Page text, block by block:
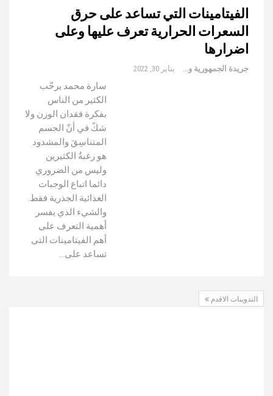
الفيتامينات التي تساعد على حرق
السعرات الحرارية تعرف عليها وعلى
اضرارها
جريدة الجمهورية والعالم يناير 30, 2022
سارة محمد يرحّب
الكثير من الناس
بفكرة فقدان الوزن ولا
شكّ في أنّ الجسم
المتناسِقَ والمشدود
هو رغبةُ الكثيرين
وليس من الضروري
دائما اتباع الوجبات
الغذائية الجذرية فقط.
والشيء الذي يفسر
أهمية التعرف على
أهم الفيتامينات التى
تساعد على…
التدوينات الاقدم